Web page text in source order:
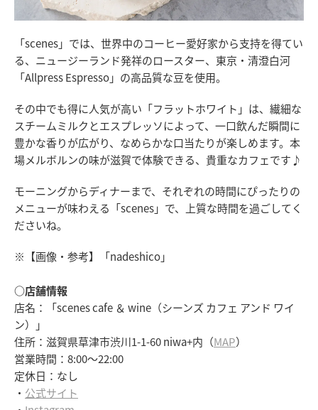
「scenes」では、世界中のコーヒー愛好家から支持を得てい
る、ニュージーランド発祥のロースター、東京・清澄白河
「Allpress Espresso」の高品質な豆を使用。
その中でも得に人気が高い「フラットホワイト」は、繊細な
スチームミルクとエスプレッソによって、一口飲んだ瞬間に
豊かな香りが広がり、なめらかな口当たりが楽しめます。本
場メルボルンの味が滋賀で体験できる、貴重なカフェです♪
モーニングからディナーまで、それぞれの時間にぴったりの
メニューが味わえる「scenes」で、上質な時間を過ごしてく
ださいね。
※【画像・参考】「nadeshico」
○店舗情報
店名：「scenes cafe ＆ wine（シーンズ カフェ アンド ワイ
ン）」
住所：滋賀県草津市渋川1-1-60 niwa+内（MAP）
営業時間：8:00～22:00
定休日：なし
・ 公式サイト